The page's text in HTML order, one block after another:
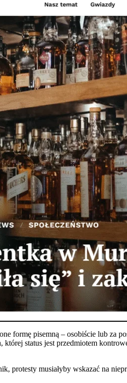
formę pisemną – osobiście lub
status jest przedmiotem
protesty musiałyby wskazać na